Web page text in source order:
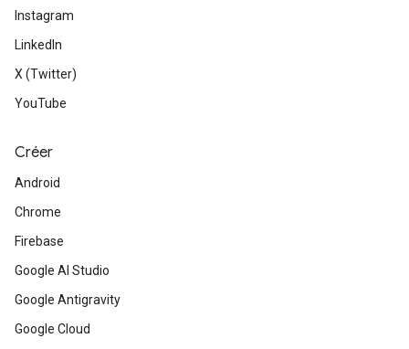
Instagram
LinkedIn
X (Twitter)
YouTube
Créer
Android
Chrome
Firebase
Google AI Studio
Google Antigravity
Google Cloud